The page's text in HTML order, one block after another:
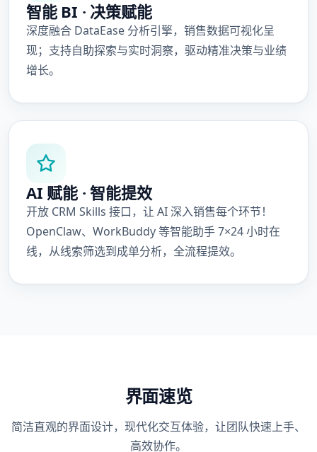
智能 BI · 决策赋能
深度融合 DataEase 分析引擎，销售数据可视化呈
现；支持自助探索与实时洞察，驱动精准决策与业绩
增长。
AI 赋能 · 智能提效
开放 CRM Skills 接口，让 AI 深入销售每个环节！
OpenClaw、WorkBuddy 等智能助手 7×24 小时在
线，从线索筛选到成单分析，全流程提效。
界面速览
简洁直观的界面设计，现代化交互体验，让团队快速上手、
高效协作。